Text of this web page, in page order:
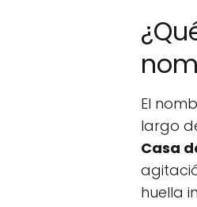
El
largo
Casa
huella